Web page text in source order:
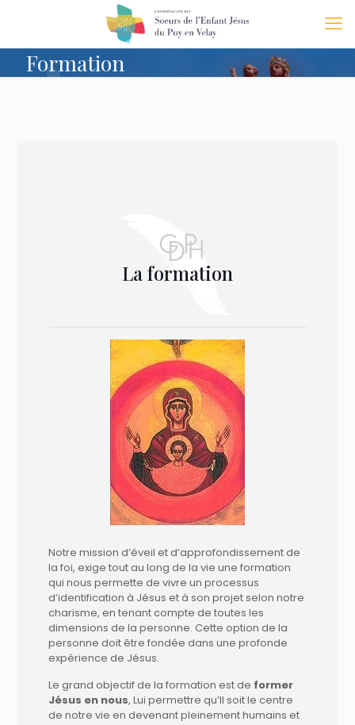
Formation
La formation
Notre mission d’éveil et d’approfondissement de
la foi, exige tout au long de la vie une formation
qui nous permette de vivre un processus
d’identification à Jésus et à son projet selon notre
charisme, en tenant compte de toutes les
dimensions de la personne. Cette option de la
personne doit être fondée dans une profonde
expérience de Jésus.
Le grand objectif de la formation est de former
Jésus en nous, Lui permettre qu’Il soit le centre
de notre vie en devenant pleinement humains et